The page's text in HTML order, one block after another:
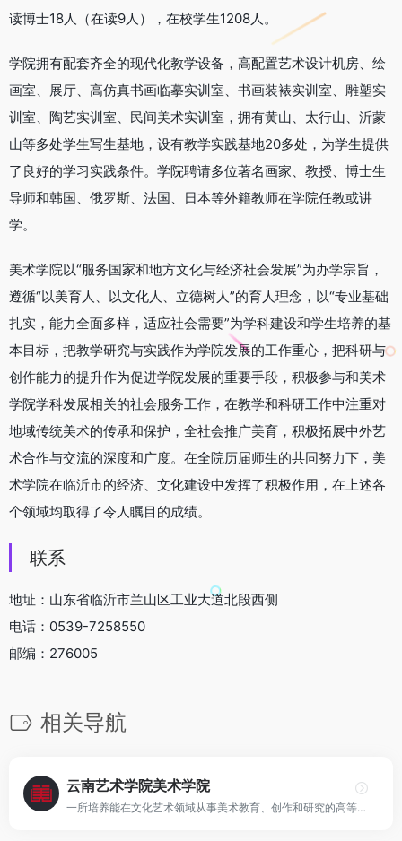
读博士18人（在读9人），在校学生1208人。
学院拥有配套齐全的现代化教学设备，高配置艺术设计机房、绘
画室、展厅、高仿真书画临摹实训室、书画装裱实训室、雕塑实
训室、陶艺实训室、民间美术实训室，拥有黄山、太行山、沂蒙
山等多处学生写生基地，设有教学实践基地20多处，为学生提供
了良好的学习实践条件。学院聘请多位著名画家、教授、博士生
导师和韩国、俄罗斯、法国、日本等外籍教师在学院任教或讲
学。
美术学院以“服务国家和地方文化与经济社会发展”为办学宗旨，
遵循“以美育人、以文化人、立德树人”的育人理念，以“专业基础
扎实，能力全面多样，适应社会需要”为学科建设和学生培养的基
本目标，把教学研究与实践作为学院发展的工作重心，把科研与
创作能力的提升作为促进学院发展的重要手段，积极参与和美术
学院学科发展相关的社会服务工作，在教学和科研工作中注重对
地域传统美术的传承和保护，全社会推广美育，积极拓展中外艺
术合作与交流的深度和广度。在全院历届师生的共同努力下，美
术学院在临沂市的经济、文化建设中发挥了积极作用，在上述各
个领域均取得了令人瞩目的成绩。
联系
地址：山东省临沂市兰山区工业大道北段西侧
电话：0539-7258550
邮编：276005
相关导航
云南艺术学院美术学院
一所培养能在文化艺术领域从事美术教育、创作和研究的高等美术人才的专业院校！